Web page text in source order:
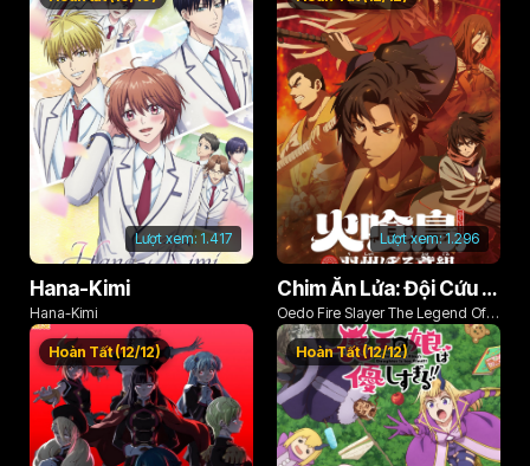
Lượt xem: 1.417
Hana-Kimi
Hana-Kimi
Lượt xem:1.296
Chim Ăn Lửa: Đội Cứu Hỏa Rách Rưới Vùng Ushu
Oedo Fire Slayer The Legend Of
Phoenix
Hoàn Tất (12/12) Hoàn Tất (12/12)